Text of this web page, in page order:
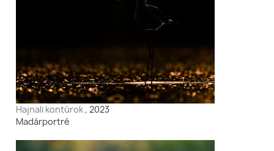
Hajnali kontúrok, 2023
Madárportré